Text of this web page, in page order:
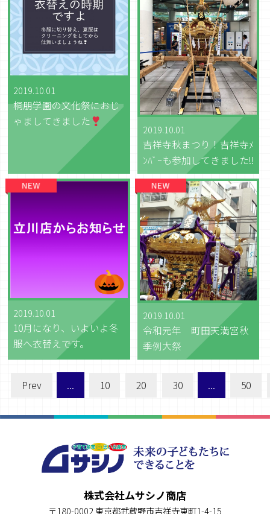
2019.10.01
桐朋学園の文化祭におじ
ゃましてきました
2019.10.01
吉祥寺秋まつり！吉祥寺ﾒ
ﾝﾊﾞｰも参加してきました!!
2019.10.01
10月になり、いよいよ冬
服へ衣替えです。
2019.10.01
令和元年 町田天満宮秋
季例大祭
Prev ... 10 20 30 ... 50
株式会社ムサシノ商店
〒180-0002 東京都武蔵野市吉祥寺東町1-4-15